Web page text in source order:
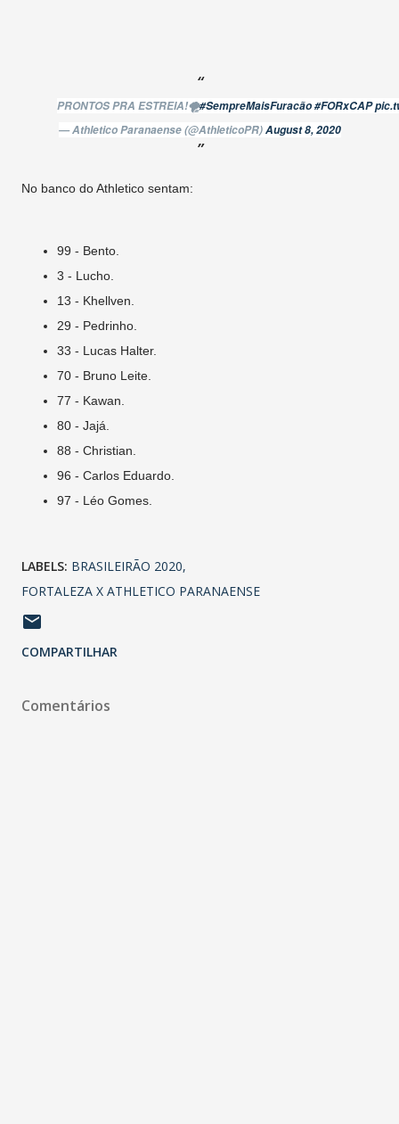
PRONTOS PRA ESTREIA!🌪️#SempreMaisFuracão#FORxCAP
— Athletico Paranaense (@AthleticoPR)August 8, 2020
No banco do Athletico sentam:
99 - Bento.
3 - Lucho.
13 - Khellven.
29 - Pedrinho.
33 - Lucas Halter.
70 - Bruno Leite.
77 - Kawan.
80 - Jajá.
88 - Christian.
96 - Carlos Eduardo.
97 - Léo Gomes.
LABELS: BRASILEIRÃO 2020
FORTALEZA X ATHLETICO PARANAENSE
COMPARTILHAR
Comentários